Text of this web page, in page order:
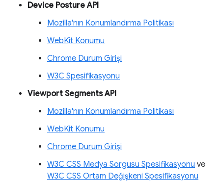
Device Posture API
Mozilla'nın Konumlandırma Politikası
WebKit Konumu
Chrome Durum Girişi
W3C Spesifikasyonu
Viewport Segments API
Mozilla'nın Konumlandırma Politikası
WebKit Konumu
Chrome Durum Girişi
W3C CSS Medya Sorgusu Spesifikasyonu ve
W3C CSS Ortam Değişkeni Spesifikasyonu